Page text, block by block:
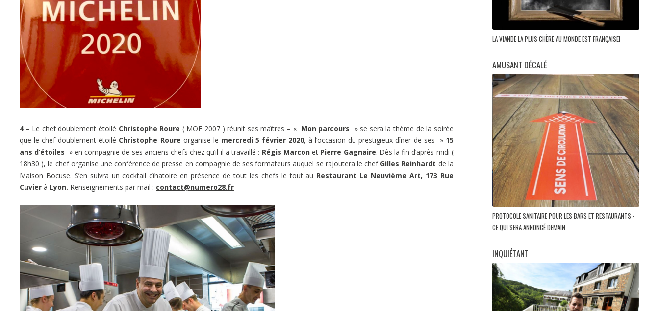
4 – Le chef doublement étoiléChristophe Roure( MOF 2007 ) réunit ses maîtres – « Mon parcours
» se sera la thème de la soirée
que le chef doublement étoilé Christophe Roure organise le mercredi 5 février 2020, à l’occasion du prestigieux dîner de ses » 15
ans d’étoiles » en compagnie de ses anciens chefs chez qu’il il a travaillé : Régis Marconet Pierre Gagnaire. Dès la fin d’après midi (
18h30 ), le chef organise une conférence de presse en compagnie de ses formateurs auquel se rajoutera le chef Gilles Reinhardt de la
Maison Bocuse. S’en suivra un cocktail dînatoire en présence de tout les chefs le tout au RestaurantLe Neuvième Art, 173 Rue
Cuvier à Lyon. Renseignements par mail : contact@numero28.fr
LA VIANDE LA PLUS CHÈRE AU MONDE EST FRANÇAISE!
AMUSANT DÉCALÉ
PROTOCOLE SANITAIRE POUR LES BARS ET RESTAURANTS -
CE QUI SERA ANNONCÉ DEMAIN
INQUIÉTANT